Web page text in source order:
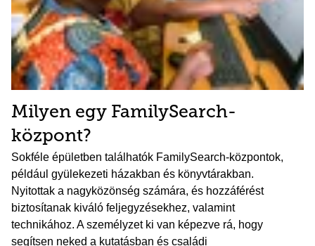
Milyen egy FamilySearch-
központ?
Sokféle épületben találhatók FamilySearch-központok,
például gyülekezeti házakban és könyvtárakban.
Nyitottak a nagyközönség számára, és hozzáférést
biztosítanak kiváló feljegyzésekhez, valamint
technikához. A személyzet ki van képezve rá, hogy
segítsen neked a kutatásban és családi